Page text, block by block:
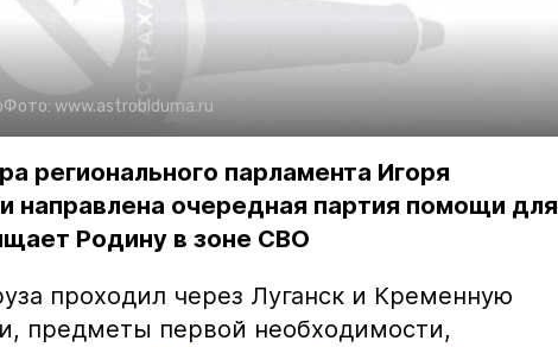
Фото: www.astroblduma.ru
регионального парламента Игоря
направлена очередная партия помощи для
Родину в зоне СВО
проходил через Луганск и Кременную
предметы первой необходимости,